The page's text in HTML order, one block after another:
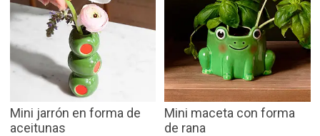
Mini jarrón en forma de
aceitunas
Mini maceta con forma
de rana